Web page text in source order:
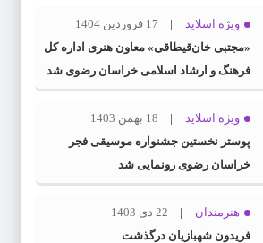
ویژه اسلاید
17 فروردین 1404
«مجتبی خان‌قیطاقی» معاون هنری اداره کل
فرهنگ و ارشاد اسلامی خراسان رضوی شد
ویژه اسلاید
18 بهمن 1403
پوستر نخستین جشنواره موسیقی فجر
خراسان رضوی رونمایی شد
هنرمندان
22 دی 1403
فریدون شهبازیان درگذشت